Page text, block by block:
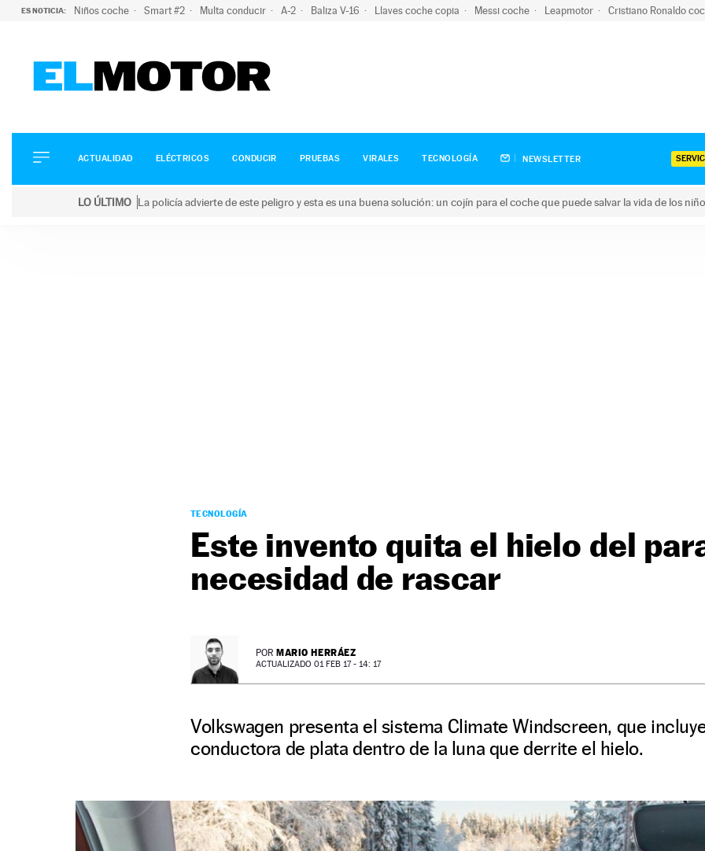
ES NOTICIA: Niños coche Smart #2 Multa conducir A-2 Baliza V-16 Llaves coche copia Messi coche Leapmotor Cristiano Ronaldo
ELÉCTRICOS
CONDUCIR
ACTUALIDAD ELÉCTRICOS CONDUCIR PRUEBAS VIRALES TECNOLOGÍA NEWSLETTER
LO ÚLTIMO La policía advierte de este peligro y esta es una buena solución: un cojín para el coche que puede salvar la vida de los
TECNOLOGÍA
Este invento quita el hielo del
necesidad de rascar
POR MARIO HERRÁEZ
ACTUALIZADO 01 FEB 17 - 14: 17
Volkswagen presenta el sistema Climate Windscreen, que
conductora de plata dentro de la luna que derrite el hielo.